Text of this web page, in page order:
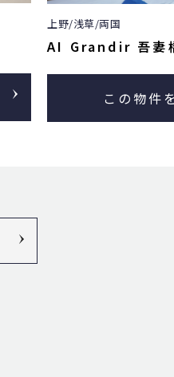
上野/浅草/両国
PRIME 浅草
この物件